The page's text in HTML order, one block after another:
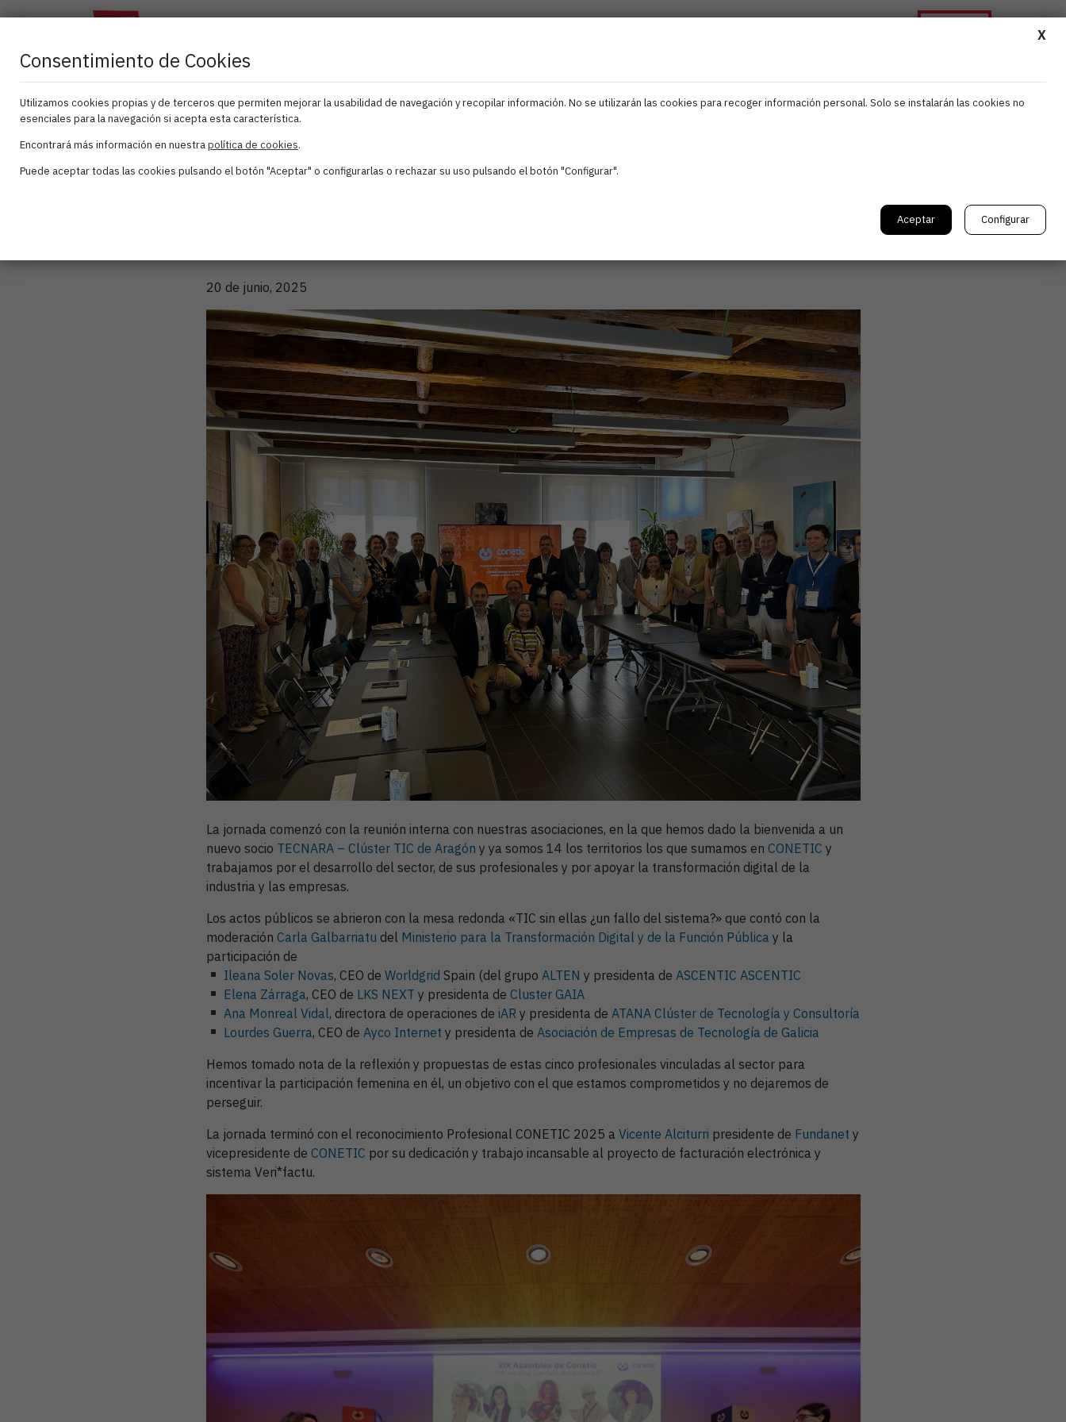
Asamblea Conetic
20 de junio, 2025
La jornada comenzó con la reunión interna con nuestras asociaciones, en la que hemos dado la bienvenida a un
nuevo socio TECNARA – Clúster TIC de Aragón y ya somos 14 los territorios los que sumamos en CONETIC y
trabajamos por el desarrollo del sector, de sus profesionales y por apoyar la transformación digital de la
industria y las empresas.
Los actos públicos se abrieron con la mesa redonda «TIC sin ellas ¿un fallo del sistema?» que contó con la
moderación Carla Galbarriatu del Ministerio para la Transformación Digital y de la Función Pública y la
participación de
Ileana Soler Novas, CEO de Worldgrid Spain (del grupo ALTEN y presidenta de ASCENTIC ASCENTIC
Elena Zárraga, CEO de LKS NEXT y presidenta de Cluster GAIA
Ana Monreal Vidal, directora de operaciones de iAR y presidenta de ATANA Clúster de Tecnología y Consultoría
Lourdes Guerra, CEO de Ayco Internet y presidenta de Asociación de Empresas de Tecnología de Galicia
Hemos tomado nota de la reflexión y propuestas de estas cinco profesionales vinculadas al sector para
incentivar la participación femenina en él, un objetivo con el que estamos comprometidos y no dejaremos de
perseguir.
La jornada terminó con el reconocimiento Profesional CONETIC 2025 a Vicente Alciturri presidente de Fundanet y
vicepresidente de CONETIC por su dedicación y trabajo incansable al proyecto de facturación electrónica y
sistema Veri*factu.
X
Consentimiento de Cookies
Utilizamos cookies propias y de terceros que permiten mejorar la usabilidad de navegación y recopilar información. No se utilizarán las cookies para recoger información personal. Solo se instalarán las cookies no
esenciales para la navegación si acepta esta característica.
Encontrará más información en nuestrapolítica de cookies.
Puede aceptar todas las cookies pulsando el botón "Aceptar" o configurarlas o rechazar su uso pulsando el botón "Configurar".
Aceptar Configurar